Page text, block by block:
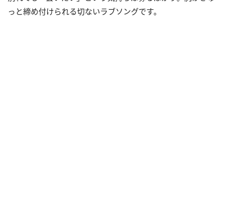
っと締め付けられる切ないラブソングです。